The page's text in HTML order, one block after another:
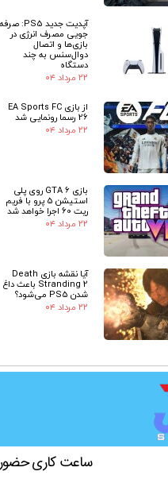
★
آپدیت جدید PS5: صرفه
جویی مصرف انرژی در
بازی‌ها و اتصال
دوال‌سنس به چند
دستگاه
۲۲ مرداد ۰۴
از بازی EA Sports FC
26 رسما رونمایی شد
۲۲ مرداد ۰۴
بازی GTA 6 روی پلی
استیشن 5 پرو با فریم
ریت 60 اجرا خواهد شد
۲۲ مرداد ۰۴
آیا نقشه بازی Death
Stranding 2 باعث داغ
شدن PS5 می‌شود؟
۲۲ مرداد ۰۴
ساعت کاری